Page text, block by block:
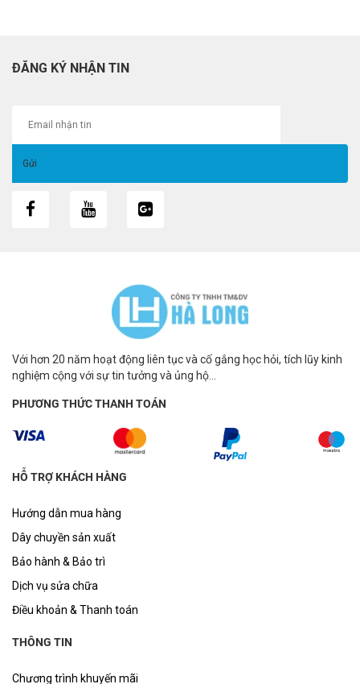
ĐĂNG KÝ NHẬN TIN
Với hơn 20 năm hoạt động liên tục và cố gắng học hỏi, tích lũy kinh
nghiệm cộng với sự tin tưởng và ủng hộ...
PHƯƠNG THỨC THANH TOÁN
HỖ TRỢ KHÁCH HÀNG
Hướng dẫn mua hàng
Dây chuyền sản xuất
Bảo hành & Bảo trì
Dịch vụ sửa chữa
Điều khoản & Thanh toán
THÔNG TIN
Chương trình khuyến mãi